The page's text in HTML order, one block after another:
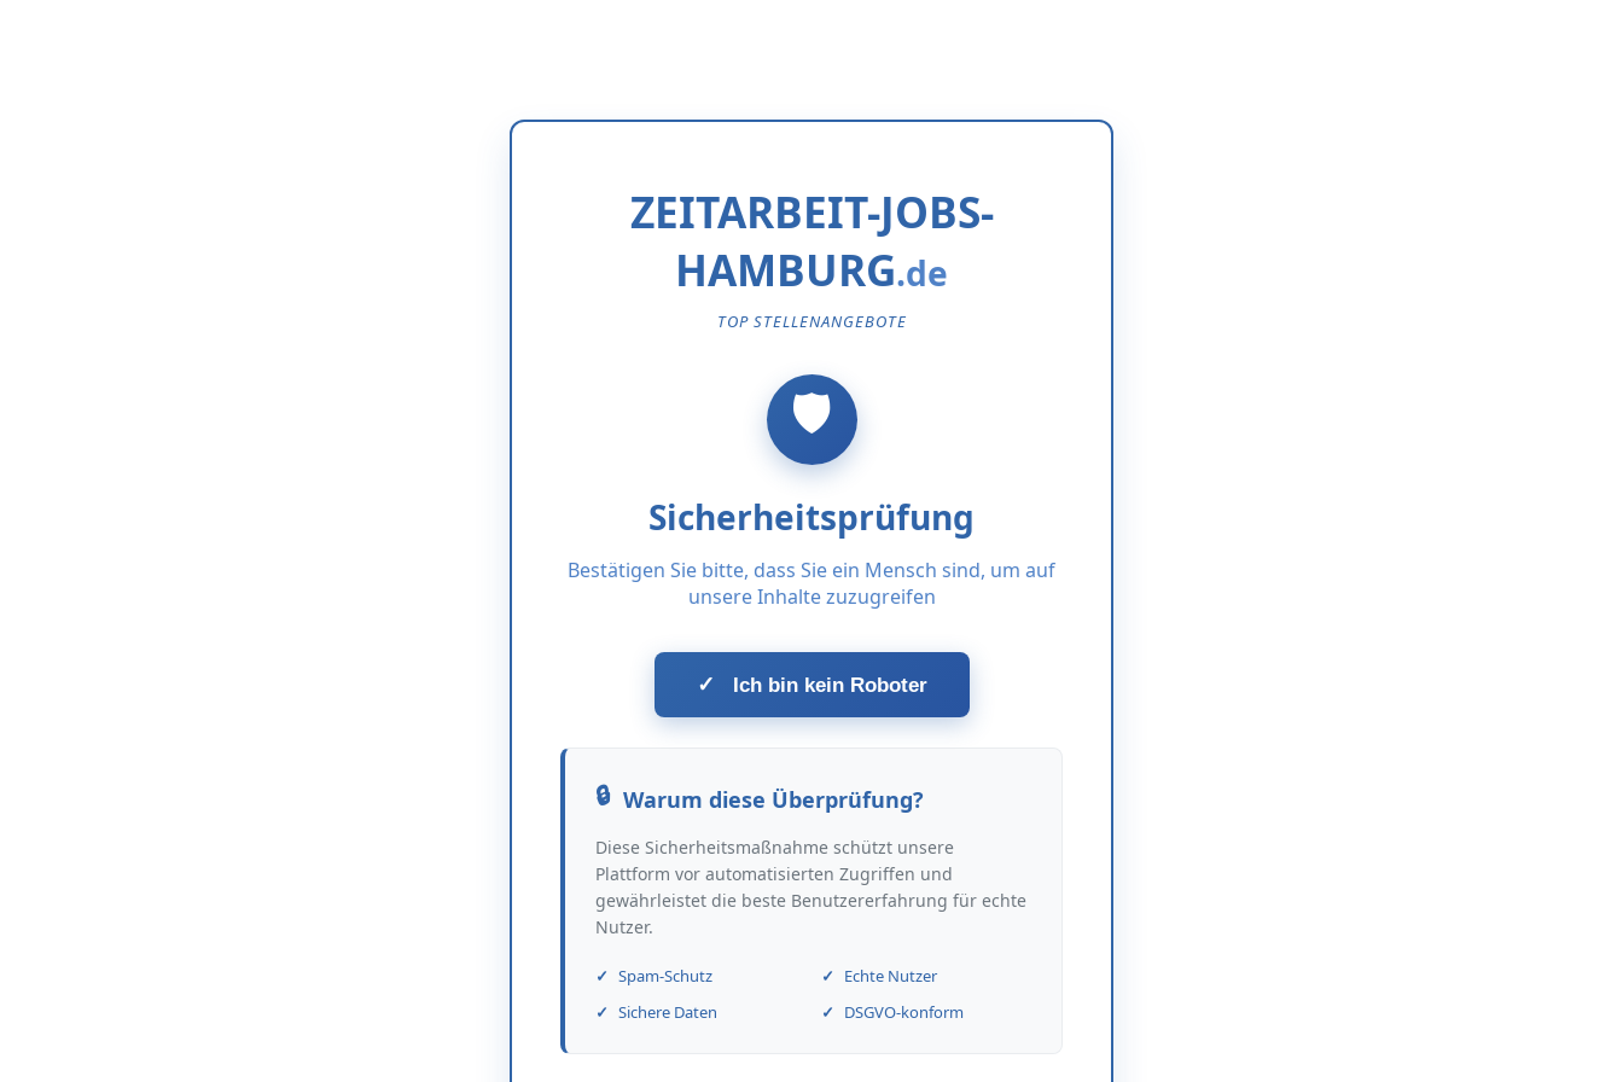
ZEITARBEIT-JOBS-
HAMBURG
TOP STELLENANGEBOTE
Sicherheitsprüfung
Bestätigen Sie bitte, dass Sie ein Mensch sind, um auf
unsere Inhalte zuzugreifen
✓ Ich bin kein Roboter
Warum diese Überprüfung?
Diese Sicherheitsmaßnahme schützt unsere
Plattform vor automatisierten Zugriffen und
gewährleistet die beste Benutzererfahrung für echte
Nutzer.
Spam-Schutz
Echte Nutzer
Sichere Daten
DSGVO-konform